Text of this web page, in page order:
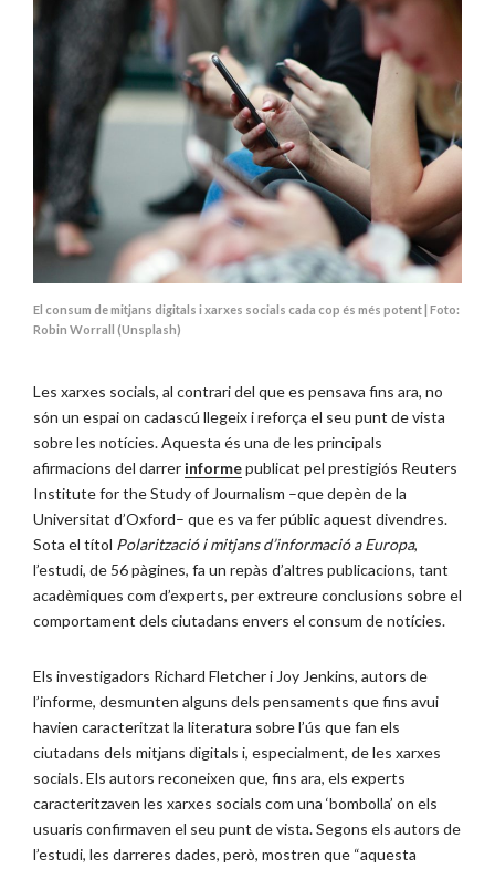
El consum de mitjans digitals i xarxes socials cada cop és més potent | Foto:
Robin Worrall (Unsplash)
Les xarxes socials, al contrari del que es pensava fins ara, no
són un espai on cadascú llegeix i reforça el seu punt de vista
sobre les notícies. Aquesta és una de les principals
afirmacions del darrer informepublicat pel prestigiós Reuters
Institute for the Study of Journalism –que depèn de la
Universitat d’Oxford– que es va fer públic aquest divendres.
Sota el títol Polarització i mitjans d’informació a Europa,
l’estudi, de 56 pàgines, fa un repàs d’altres publicacions, tant
acadèmiques com d’experts, per extreure conclusions sobre el
comportament dels ciutadans envers el consum de notícies.
Els investigadors Richard Fletcher i Joy Jenkins, autors de
l’informe, desmunten alguns dels pensaments que fins avui
havien caracteritzat la literatura sobre l’ús que fan els
ciutadans dels mitjans digitals i, especialment, de les xarxes
socials. Els autors reconeixen que, fins ara, els experts
caracteritzaven les xarxes socials com una ‘bombolla’ on els
usuaris confirmaven el seu punt de vista. Segons els autors de
l’estudi, les darreres dades, però, mostren que “aquesta